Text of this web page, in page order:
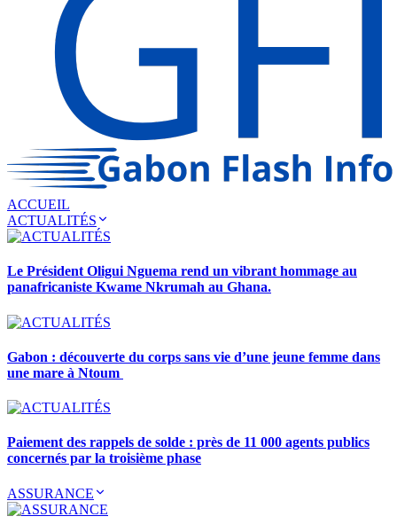
ACCUEIL
ACTUALITÉS
Le Président Oligui Nguema rend un vibrant hommage au
panafricaniste Kwame Nkrumah au Ghana.
Gabon : découverte du corps sans vie d’une jeune femme dans
une mare à Ntoum
Paiement des rappels de solde : près de 11 000 agents publics
concernés par la troisième phase
ASSURANCE